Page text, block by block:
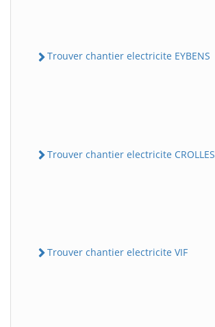
Trouver chantier electricite EYBENS
Trouver chantier electricite CROLLES
Trouver chantier electricite VIF